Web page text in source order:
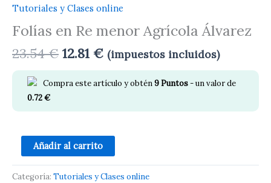
Tutoriales y Clases online
Folías en Re menor Agrícola Álvarez
23.54€ 12.81 € (impuestos incluidos)
Compra este artículo y obtén9Puntos- un valor de
0.72€
Añadir al carrito
Categoría: Tutoriales y Clases online